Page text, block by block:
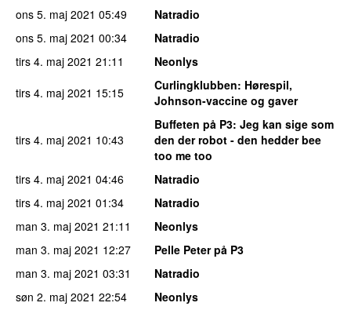
ons 5. maj 2021 05:49
Natradio
ons 5. maj 2021 00:34
Natradio
tirs 4. maj 2021 21:11
Neonlys
tirs 4. maj 2021 15:15 Curlingklubben: Hørespil,
Johnson-vaccine og gaver
tirs 4. maj 2021 10:43
Buffeten på P3: Jeg kan sige som
den der robot - den hedder bee
too me too
tirs 4. maj 2021 04:46
Natradio
tirs 4. maj 2021 01:34
Natradio
man 3. maj 2021 21:11
Neonlys
man 3. maj 2021 12:27
Pelle Peter på P3
man 3. maj 2021 03:31
Natradio
søn 2. maj 2021 22:54 Neonlys